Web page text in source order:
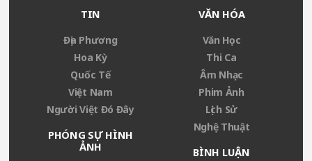
TIN
Địa Phương
Hoa Kỳ
Quốc Tế
Việt Nam
Người Việt Đó Đây
PHÓNG SỰ HÌNH
ẢNH
VĂN HÓA
Văn Học
Thi Ca
Âm Nhạc
Phim Ảnh
Lịch Sử
Nghệ Thuật
BÌNH LUẬN